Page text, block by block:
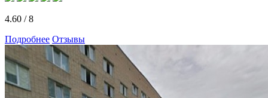
4.60 /8
Подробнее Отзывы